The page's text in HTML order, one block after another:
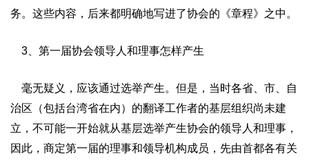
务。这些内容，后来都明确地写进了协会的《章程》之中。
3、第一届协会领导人和理事怎样产生
毫无疑义，应该通过选举产生。但是，当时各省、市、自
治区（包括台湾省在内）的翻译工作者的基层组织尚未建
立，不可能一开始就从基层选举产生协会的领导人和理事，
因此，商定第一届的理事和领导机构成员，先由首都各有关